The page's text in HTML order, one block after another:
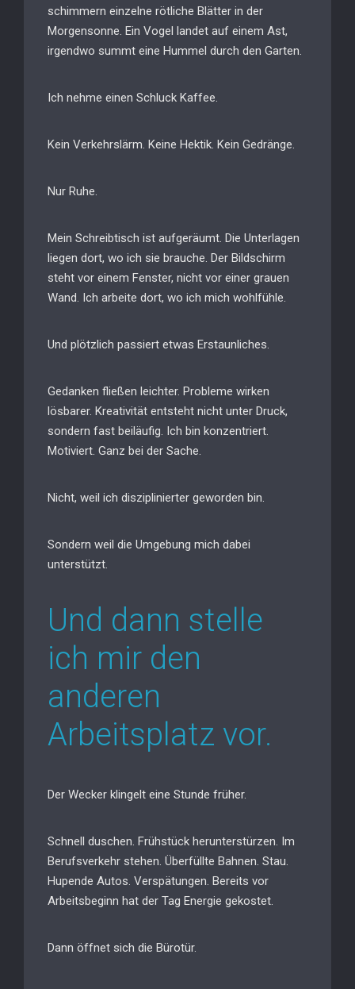
schimmern einzelne rötliche Blätter in der
Morgensonne. Ein Vogel landet auf einem Ast,
irgendwo summt eine Hummel durch den Garten.
Ich nehme einen Schluck Kaffee.
Kein Verkehrslärm. Keine Hektik. Kein Gedränge.
Nur Ruhe.
Mein Schreibtisch ist aufgeräumt. Die Unterlagen
liegen dort, wo ich sie brauche. Der Bildschirm
steht vor einem Fenster, nicht vor einer grauen
Wand. Ich arbeite dort, wo ich mich wohlfühle.
Und plötzlich passiert etwas Erstaunliches.
Gedanken fließen leichter. Probleme wirken
lösbarer. Kreativität entsteht nicht unter Druck,
sondern fast beiläufig. Ich bin konzentriert.
Motiviert. Ganz bei der Sache.
Nicht, weil ich disziplinierter geworden bin.
Sondern weil die Umgebung mich dabei
unterstützt.
Und dann stelle
ich mir den
anderen
Arbeitsplatz vor.
Der Wecker klingelt eine Stunde früher.
Schnell duschen. Frühstück herunterstürzen. Im
Berufsverkehr stehen. Überfüllte Bahnen. Stau.
Hupende Autos. Verspätungen. Bereits vor
Arbeitsbeginn hat der Tag Energie gekostet.
Dann öffnet sich die Bürotür.